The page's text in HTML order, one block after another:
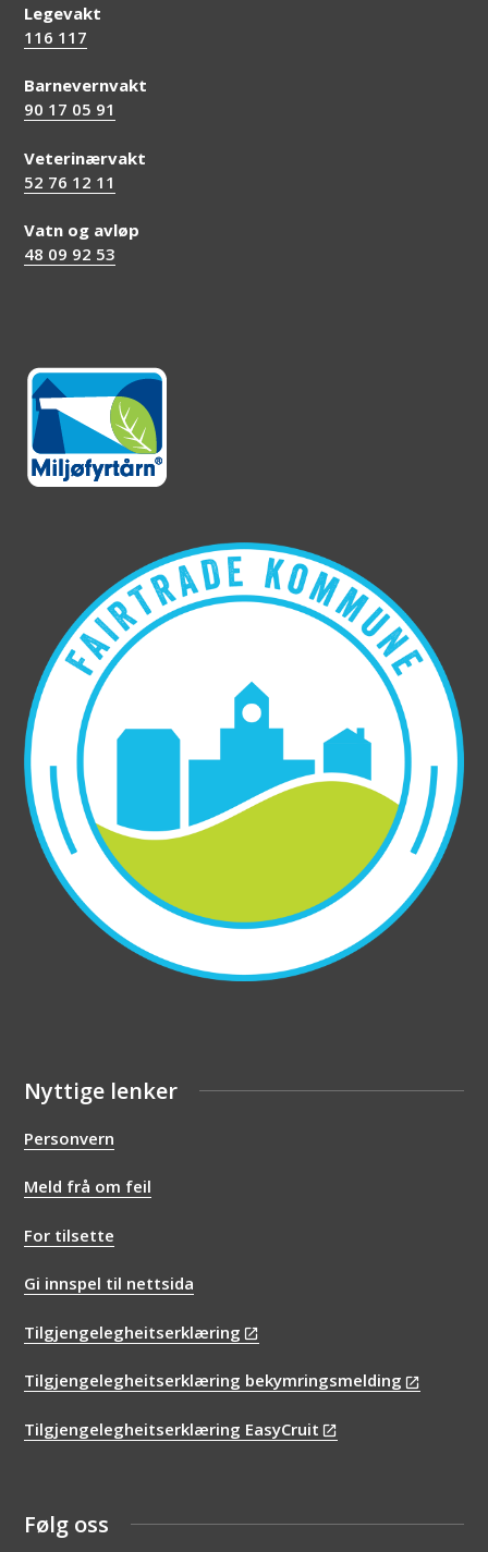
Legevakt
116 117
Barnevernvakt
90 17 05 91
Veterinærvakt
52 76 12 11
Vatn og avløp
48 09 92 53
Nyttige lenker
Personvern
Meld frå om feil
For tilsette
Gi innspel til nettsida
Tilgjengelegheitserklæring
Tilgjengelegheitserklæring bekymringsmelding
Tilgjengelegheitserklæring EasyCruit
Følg oss